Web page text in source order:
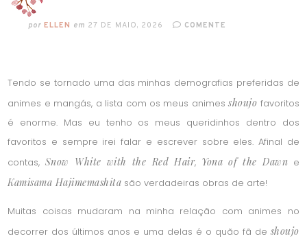
por ELLEN em 27 DE MAIO, 2026 COMENTE
Tendo se tornado uma das minhas demografias preferidas de
animes e mangás, a lista com os meus animesshoujo favoritos
é enorme. Mas eu tenho os meus queridinhos dentro dos
favoritos e sempre irei falar e escrever sobre eles. Afinal de
contas, Snow White with the Red Hair, Yona of the Dawn e
Kamisama Hajimemashita são verdadeiras obras de arte!
Muitas coisas mudaram na minha relação com animes no
decorrer dos últimos anos e uma delas é o quão fã de shoujo